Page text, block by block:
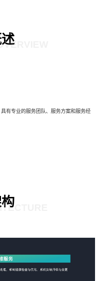
有专业的服务团队、服务方案和服务经